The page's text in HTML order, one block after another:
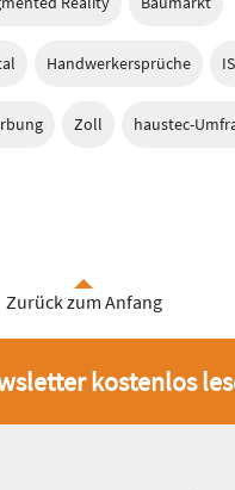
Handwerkersprüche
Zoll haustec-
Zurück zum Anfang
kostenlos